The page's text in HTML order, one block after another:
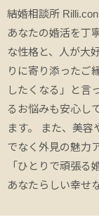
結婚相談所
あなたの婚活を丁
な性格と、人が大
りに寄り添ったご
したくなる」と言
るお悩みも安心し
ます。 また、美
でなく外見の魅力
「ひとりで頑張る
あなたらしい幸せ